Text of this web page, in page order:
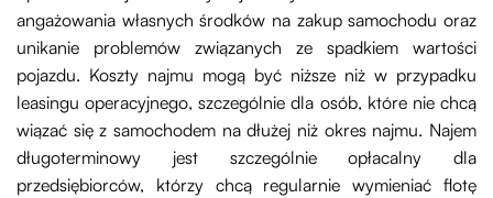
angażowania własnych środków na zakup samochodu oraz
unikanie problemów związanych ze spadkiem wartości
pojazdu. Koszty najmu mogą być niższe niż w przypadku
leasingu operacyjnego, szczególnie dla osób, które nie chcą
wiązać się z samochodem na dłużej niż okres najmu. Najem
długoterminowy jest szczególnie opłacalny dla
przedsiębiorców, którzy chcą regularnie wymieniać flotę